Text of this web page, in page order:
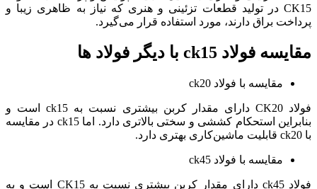
CK15 در تولید قطعات تزئینی و هنری که نیاز به ظاهری زیبا و
پرداخت براق دارند، مورد استفاده قرار می‌گیرد.
مقایسه فولاد ck15 با دیگر فولاد ها
مقایسه با فولاد ck20
فولاد CK20 دارای مقدار کربن بیشتری نسبت به ck15 است و
بنابراین استحکام کششی و سختی بالاتری دارد. اما ck15 در مقایسه
با ck20 قابلیت ماشین‌کاری بهتری دارد.
مقایسه با فولاد ck45
فولاد ck45 دارای مقدار کربن بیشتری نسبت به CK15 است و به